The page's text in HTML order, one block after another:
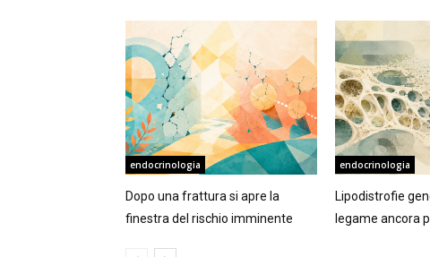
endocrinologia
Dopo una frattura si apre la
finestra del rischio imminente
endocrinologia
Lipodistrofie
legame ancora